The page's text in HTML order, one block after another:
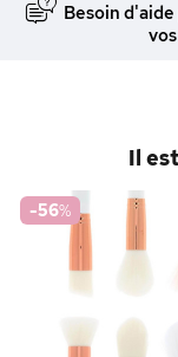
Besoin
Il
-56%